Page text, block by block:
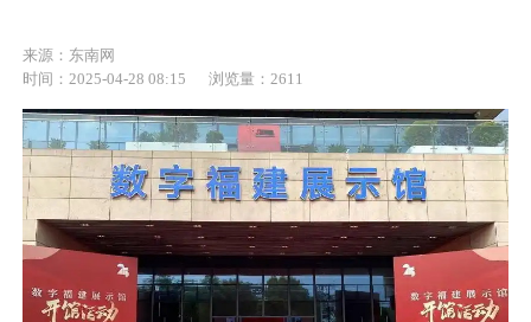
来源：东南网
时间：2025-04-28 08:15
浏览量：2611